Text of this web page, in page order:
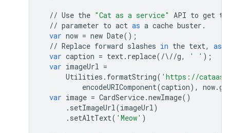
// Use the "Cat as a service" API to get
// parameter to act as a cache buster .
var now = new Date();
// Replace forward slashes in the text, as
var caption = text. replace( /\//g, ' ' );
var imageUrl =
Utilities . formatString( 'https://
encodeURIComponent(caption), now.
var image = CardService.newImage()
. setImageUrl(imageUrl)
. setAltText( 'Meow' )